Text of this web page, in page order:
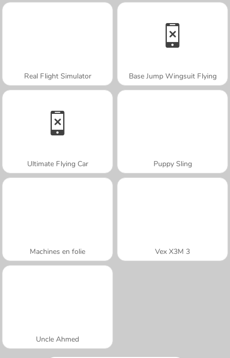
Real Flight Simulator Base Jump Wingsuit Flying
Ultimate Flying Car Puppy Sling
Machines en folie Vex X3M 3
Uncle Ahmed